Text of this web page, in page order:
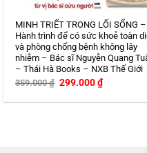
MINH TRIẾT TRONG LỐI SỐNG –
Hành trình để có sức khoẻ toàn
và phòng chống bệnh không lây
nhiễm – Bác sĩ Nguyễn Quang
– Thái Hà Books – NXB Thế Giới
359.000₫ Giá
là:
299.000₫Giá
hiện
tại